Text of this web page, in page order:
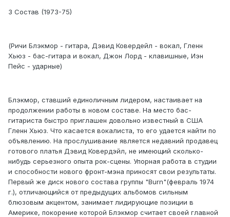
3 Состав (1973-75)
(Ричи Блэкмор - гитара, Дэвид Ковердейл - вокал, Гленн
Хьюз - бас-гитара и вокал, Джон Лорд - клавишные, Иэн
Пейс - ударные)
Блэкмор, ставший единоличным лидером, настаивает на
продолжении работы в новом составе. На место бас-
гитариста быстро приглашен довольно известный в США
Гленн Хьюз. Что касается вокалиста, то его удается найти по
объявлению. На прослушивание является недавний продавец
готового платья Дэвид Ковердэйл, не имеющий сколько-
нибудь серьезного опыта рок-сцены. Упорная работа в студии
и способности нового фронт-мэна приносят свои результаты.
Первый же диск нового состава группы "Burn"(февраль 1974
г.), отличающийся от предыдущих альбомов сильным
блюзовым акцентом, занимает лидирующие позиции в
Америке, покорение которой Блэкмор считает своей главной